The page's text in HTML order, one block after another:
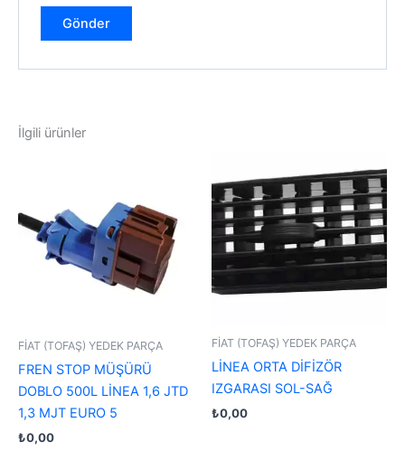
İlgili ürünler
FİAT (TOFAŞ) YEDEK PARÇA
FREN STOP MÜŞÜRÜ
DOBLO 500L LİNEA 1,6 JTD
1,3 MJT EURO 5
₺0,00
FİAT (TOFAŞ) YEDEK PARÇA
LİNEA ORTA DİFİZÖR
IZGARASI SOL-SAĞ
₺0,00